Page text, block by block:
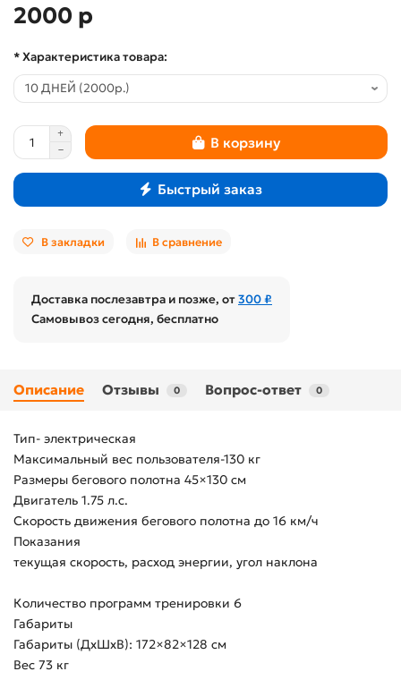
2000 р
* Характеристика товара:
В корзину
Быстрый заказ
В закладки В сравнение
Доставка послезавтра и позже, от300 ₽
Самовывоз сегодня, бесплатно
Описание Отзывы 0 Вопрос-ответ 0
Тип- электрическая
Максимальный вес пользователя-130 кг
Размеры бегового полотна 45×130 см
Двигатель 1.75 л.с.
Скорость движения бегового полотна до 16 км/ч
Показания
текущая скорость, расход энергии, угол наклона
Количество программ тренировки 6
Габариты
Габариты (ДхШхВ): 172×82×128 см
Вес 73 кг